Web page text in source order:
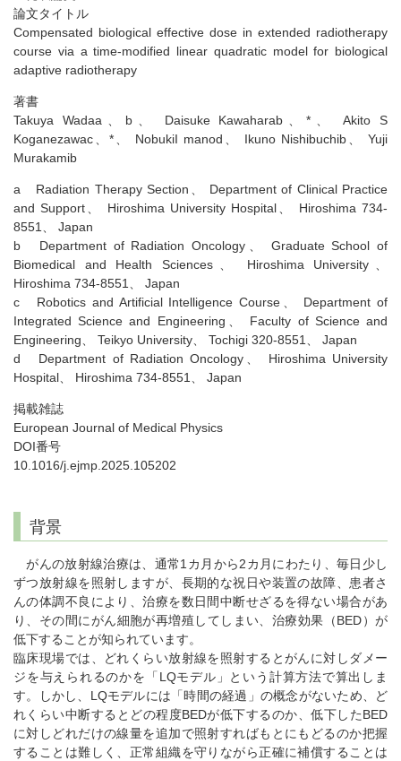
論文タイトル
Compensated biological effective dose in extended radiotherapy
course via a time-modified linear quadratic model for biological
adaptive radiotherapy
著書
Takuya Wadaa、b、 Daisuke Kawaharab、*、 Akito S
Koganezawac、*、 NobukiI manod、 Ikuno Nishibuchib、 Yuji
Murakamib
a Radiation Therapy Section、 Department of Clinical Practice
and Support、 Hiroshima University Hospital、 Hiroshima 734-
8551、 Japan
b Department of Radiation Oncology、 Graduate School of
Biomedical and Health Sciences、 Hiroshima University、
Hiroshima 734-8551、 Japan
c Robotics and Artificial Intelligence Course、 Department of
Integrated Science and Engineering、 Faculty of Science and
Engineering、 Teikyo University、 Tochigi 320-8551、 Japan
d Department of Radiation Oncology、 Hiroshima University
Hospital、 Hiroshima 734-8551、 Japan
掲載雑誌
European Journal of Medical Physics
DOI番号
10.1016/j.ejmp.2025.105202
背景
がんの放射線治療は、通常1カ月から2カ月にわたり、毎日少し
ずつ放射線を照射しますが、長期的な祝日や装置の故障、患者さ
んの体調不良により、治療を数日間中断せざるを得ない場合があ
り、その間にがん細胞が再増殖してしまい、治療効果（BED）が
低下することが知られています。
臨床現場では、どれくらい放射線を照射するとがんに対しダメー
ジを与えられるのかを「LQモデル」という計算方法で算出しま
す。しかし、LQモデルには「時間の経過」の概念がないため、ど
れくらい中断するとどの程度BEDが低下するのか、低下したBED
に対しどれだけの線量を追加で照射すればもとにもどるのか把握
することは難しく、正常組織を守りながら正確に補償することは